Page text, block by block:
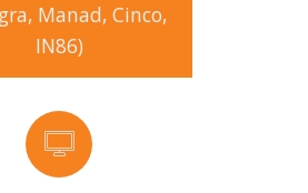
Manad, Cinco,
IN86)